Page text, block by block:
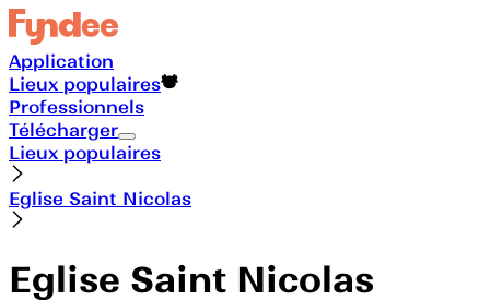
Application
Lieux populaires
Professionnels
Télécharger
Lieux populaires
Eglise Saint Nicolas
Eglise Saint Nicolas